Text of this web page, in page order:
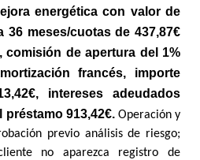
energética con valor de
36 meses/cuotas de 437,87€
comisión de apertura del 1%
francés, importe
intereses adeudados
préstamo 913,42€.Operación y
previo análisis de riesgo;
no aparezca registro de